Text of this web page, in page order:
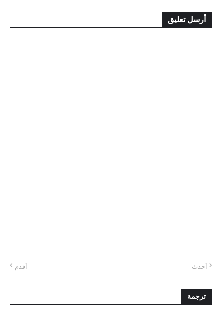
أرسل تعليق
أحدث أقدم
ترجمة